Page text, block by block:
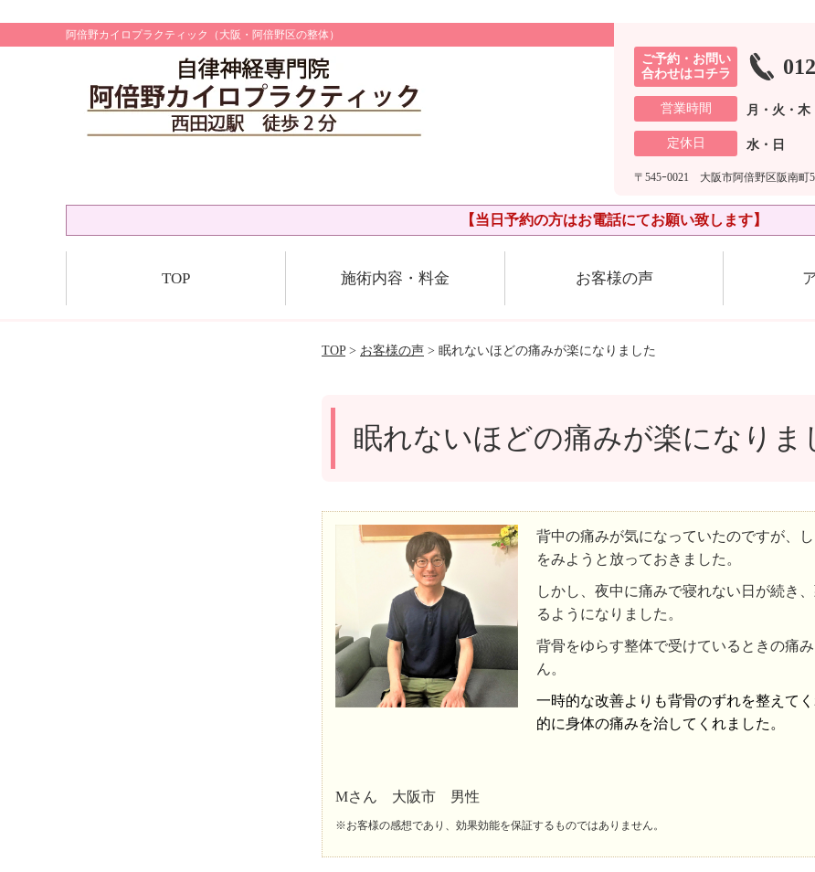
阿倍野カイロプラクティック（大阪・阿倍野区の整体）
ご予約・お問い
合わせはコチラ
営業時間 月・火・木
定休日 水・日
〒545ｰ0021 大阪市阿倍野区阪南町
【当日予約の方はお電話にてお願い致します】
TOP 施術内容・料金 お客様の声
TOP> お客様の声 > 眠れないほどの痛みが楽になりました
眠れないほどの痛みが楽になりま
背中の痛みが気になっていたのですが、
をみようと放っておきました。
しかし、夜中に痛みで寝れない日が続き
るようになりました。
背骨をゆらす整体で受けているときの痛
ん。
一時的な改善よりも背骨のずれを整えて
的に身体の痛みを治してくれました。
Mさん 大阪市 男性
※お客様の感想であり、効果効能を保証するものではありません。